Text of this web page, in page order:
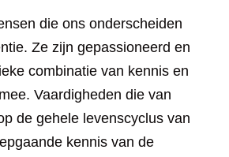
die ons onderscheiden
Ze zijn gepassioneerd en
combinatie van kennis en
Vaardigheden die van
de gehele levenscyclus van
kennis van de